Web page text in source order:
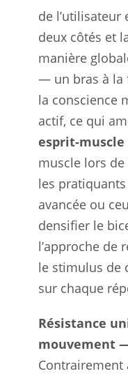
de l’utilisateur
deux côtés et
manière
— un bras à la
la conscience
actif, ce qui
esprit-muscle
muscle lors
les
avancée ou
densifier le
l’approche de
le stimulus de
sur chaque
Résistance
mouvement
Contrairement